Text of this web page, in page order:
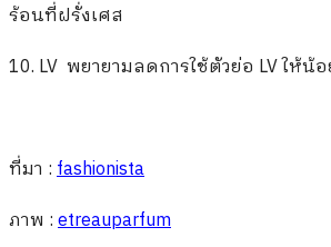
ร้อนที่ฝรั่งเศส
10. LV พยายามลดการใช้ตัวย่อ LV ให้
ที่มา :fashionista
ภาพ :etreauparfum